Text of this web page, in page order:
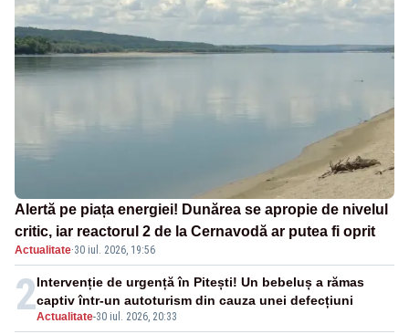
Alertă pe piața energiei! Dunărea se apropie de nivelul
critic, iar reactorul 2 de la Cernavodă ar putea fi oprit
Actualitate·30 iul. 2026, 19:56
2Actualitate-30 iul. 2026, 20:33
Intervenție de urgență în Pitești! Un bebeluș a rămas
captiv într-un autoturism din cauza unei defecțiuni